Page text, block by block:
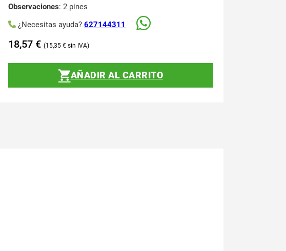
Observaciones: 2 pines
¿Necesitas ayuda? 627144311
18,57 € 15,35 €
AÑADIR AL CARRITO